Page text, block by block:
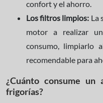
confort y el ahorro.
Los filtros limpios: La
motor a realizar
consumo, limpiarlo
recomendable para
¿Cuánto consume un
frigorías?